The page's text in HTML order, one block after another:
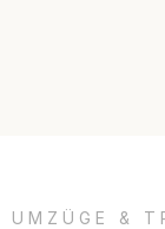
UMZÜGE &